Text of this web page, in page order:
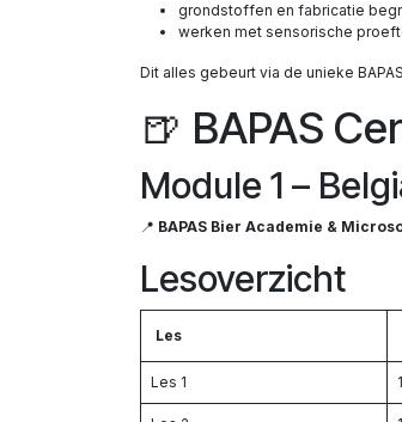
grondstoffen en fabricatie
werken met sensorische
Dit alles gebeurt via de unieke
🍺 BAPAS
Module 1 –
📍 BAPAS Bier Academie &
Lesoverzicht
Les
Les 1